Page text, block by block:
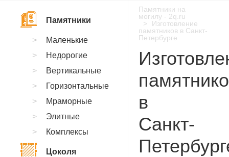
Памятники на
могилу - 2q.ru
Изготовление
памятников в Санкт-
Петербурге
в
Санкт-
Памятники
Маленькие
Недорогие
Вертикальные
Горизонтальные
Мраморные
Элитные
Комплексы
Цоколя